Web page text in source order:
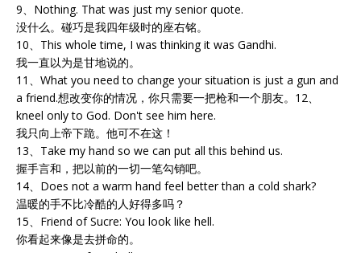
9、Nothing. That was just my senior quote.
没什么。碰巧是我四年级时的座右铭。
10、This whole time, I was thinking it was Gandhi.
我一直以为是甘地说的。
11、What you need to change your situation is just a gun and
a friend.想改变你的情况，你只需要一把枪和一个朋友。12、
kneel only to God. Don't see him here.
我只向上帝下跪。他可不在这！
13、Take my hand so we can put all this behind us.
握手言和，把以前的一切一笔勾销吧。
14、Does not a warm hand feel better than a cold shark?
温暖的手不比冷酷的人好得多吗？
15、Friend of Sucre: You look like hell.
你看起来像是去拼命的。